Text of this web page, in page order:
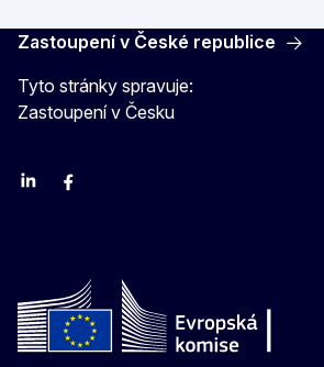
Zastoupení v České republice
Tyto stránky spravuje:
Zastoupení v Česku
LinkedinFacebook